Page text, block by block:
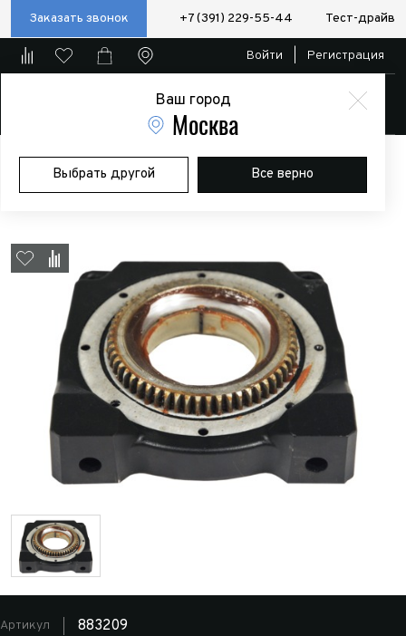
Заказать звонок +7 (391) 229-55-44 Тест-драйв
Ваш город
Москва
Выбрать другой Все верно
Войти Регистрация
Главная Магазин Дополнительное оборудование
Лебедки
Стойка редуктора для лебедок COMEUP серии GIO
Артикул 883209